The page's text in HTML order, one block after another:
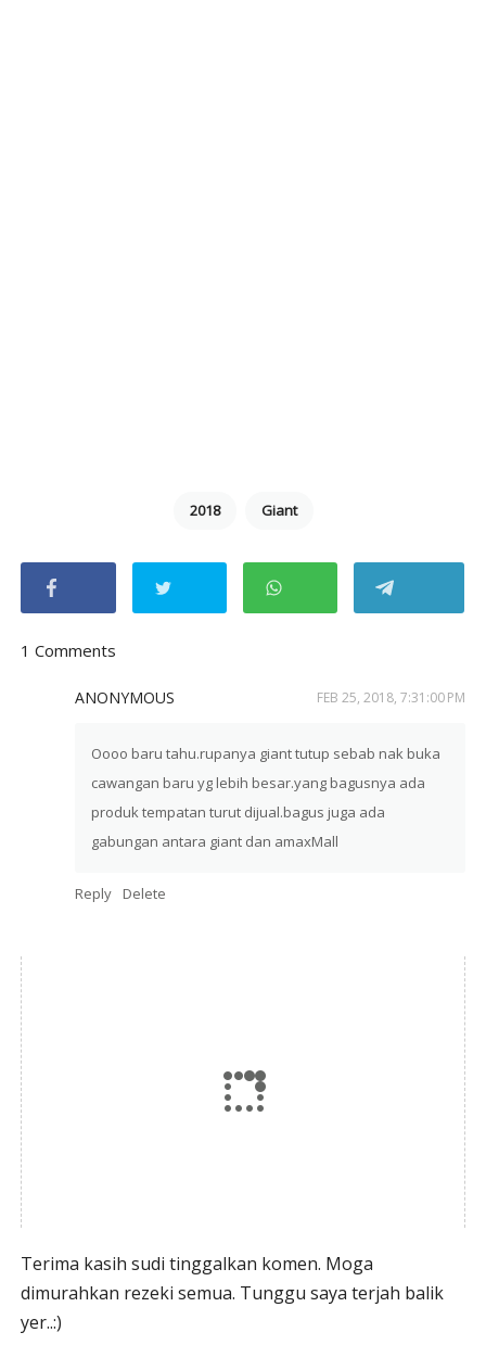
2018 Giant
1 Comments
ANONYMOUS FEB 25, 2018, 7:31:00 PM
Oooo baru tahu.rupanya giant tutup sebab nak buka
cawangan baru yg lebih besar.yang bagusnya ada
produk tempatan turut dijual.bagus juga ada
gabungan antara giant dan amaxMall
Reply Delete
Terima kasih sudi tinggalkan komen. Moga
dimurahkan rezeki semua. Tunggu saya terjah balik
yer..:)